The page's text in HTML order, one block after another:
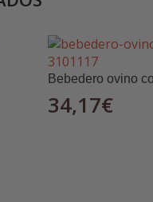
para el manejo
el traslado de
trabajos de
y con una
Bebedero ovino
34,17€